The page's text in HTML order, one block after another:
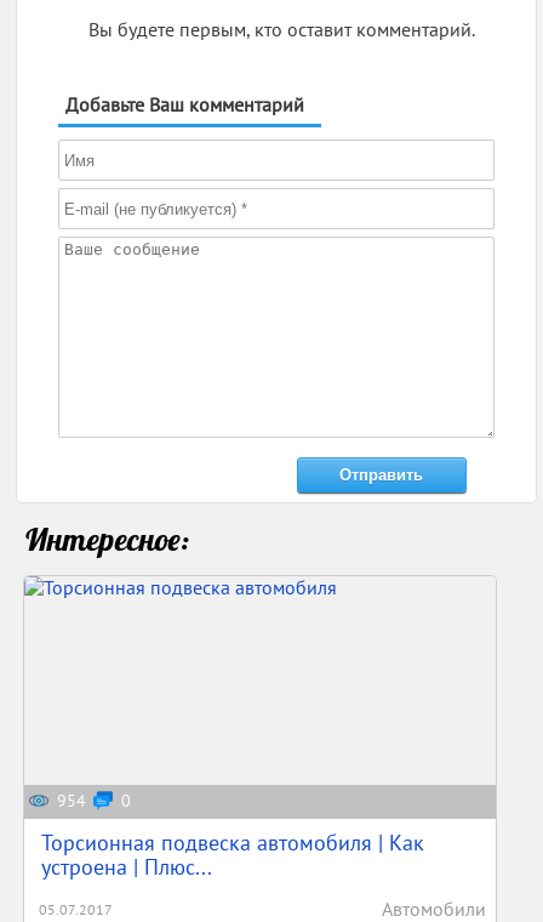
Вы будете первым, кто оставит комментарий.
Добавьте Ваш комментарий
Интересное:
954 0
Торсионная подвеска автомобиля | Как
устроена | Плюс...
05.07.2017 Автомобили